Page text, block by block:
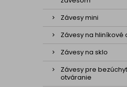
Závesy mini
Závesy na hliníkové
Závesy na sklo
Závesy pre
otváranie